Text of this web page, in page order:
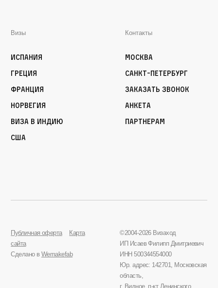
Визы
Испания
Греция
Франция
Норвегия
Виза в Индию
США
Контакты
Москва
Санкт-Петербург
Заказать звонок
Анкета
Партнерам
Публичная оферта
Карта
сайта
Сделано в Wemakefab
©2004-2026 Визаход
ИП Исаев Филипп Дмитриевич
ИНН 500344554000
Юр. адрес: 142701, Московская
область,
г. Видное, п-кт Ленинского